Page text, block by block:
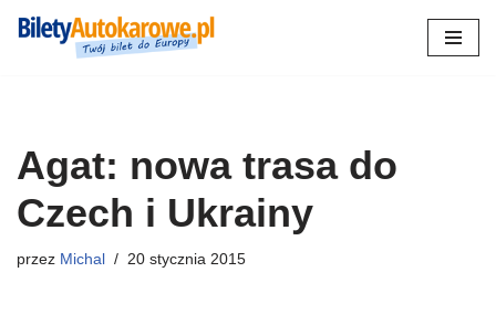
Agat: nowa trasa do
Czech i Ukrainy
przez Michal 20 stycznia 2015